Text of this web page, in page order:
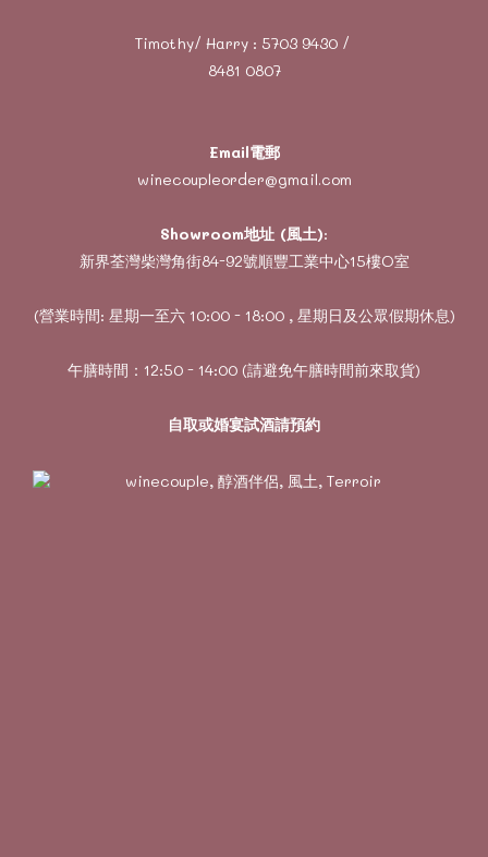
Timothy/ Harry : 5703 9430/
8481 0807
Email電郵
winecoupleorder@gmail.com
Showroom地址 (風土):
新界荃灣柴灣角街84-92號順豐工業中心15樓O室
(營業時間: 星期一至六 10:00 - 18:00 , 星期日及公眾假期休息)
午膳時間：12:50 - 14:00 (請避免午膳時間前來取貨)
自取或婚宴試酒請預約